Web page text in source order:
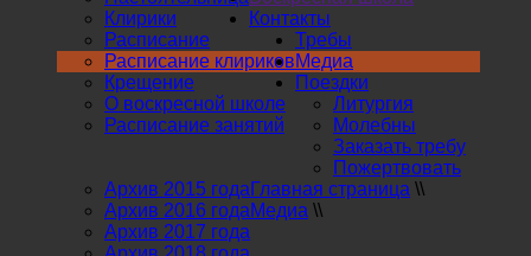
Клирики
Расписание
Расписание клириков
Крещение
О воскресной школе
Расписание занятий
Контакты
Требы
Литургия
Молебны
Заказать требу
Пожертвовать
Медиа
Архив 2015 года
Архив 2016 года
Архив 2017 года
Поездки
Главная страница \\
Медиа \\